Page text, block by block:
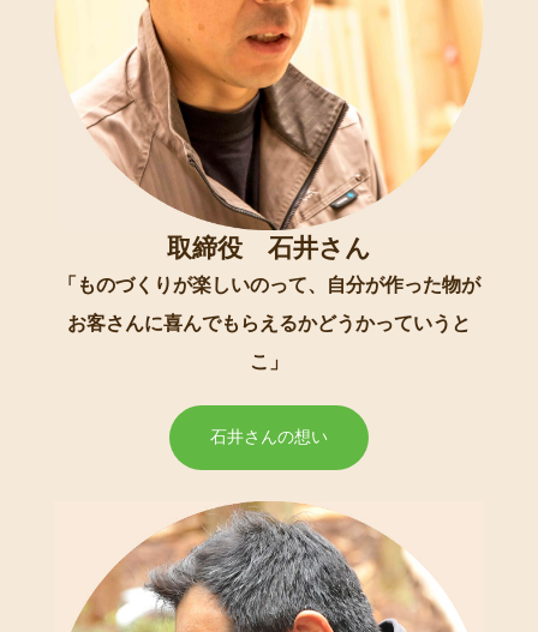
取締役 石井さん
「ものづくりが楽しいのって、自分が作った物が
お客さんに喜んでもらえるかどうかっていうと
こ」
石井さんの想い